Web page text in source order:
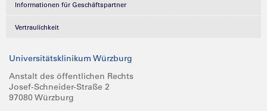
Informationen für Geschäftspartner
Vertraulichkeit
Universitätsklinikum Würzburg
Anstalt des öffentlichen Rechts
Josef-Schneider-Straße 2
97080 Würzburg